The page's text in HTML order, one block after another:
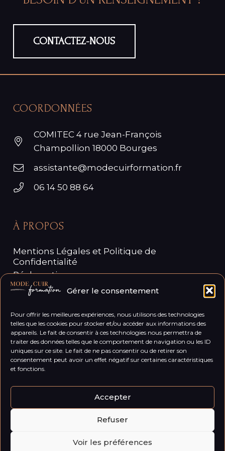
Gérer le consentement
Pour offrir les meilleures expériences, nous utilisons des technologies
telles que les cookies pour stocker et/ou accéder aux informations des
appareils. Le fait de consentir à ces technologies nous permettra de
traiter des données telles que le comportement de navigation ou les ID
uniques sur ce site. Le fait de ne pas consentir ou de retirer son
consentement peut avoir un effet négatif sur certaines caractéristiques
et fonctions.
Accepter
Refuser
Voir les préférences
MALLETIER
Développement en compétence
CONTACTEZ-NOUS
COORDONNÉES
COMITEC 4 rue Jean-François
Champollion 18000 Bourges
assistante@modecuirformation.fr
06 14 50 88 64
À PROPOS
Mentions Légales et Politique de
Confidentialité
Réclamation
Politique de Cookies
2024 | la grande cuillère|Politique de
confidentialité & Mentions légales